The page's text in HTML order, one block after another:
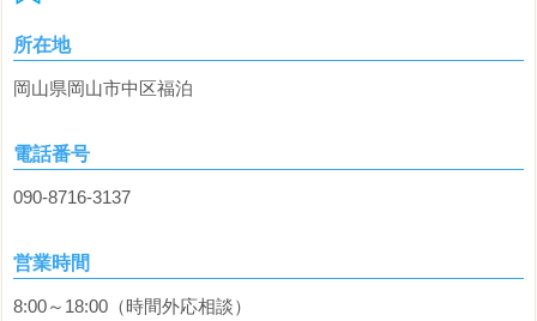
所在地
岡山県岡山市中区福泊
電話番号
090-8716-3137
営業時間
8:00～18:00（時間外応相談）